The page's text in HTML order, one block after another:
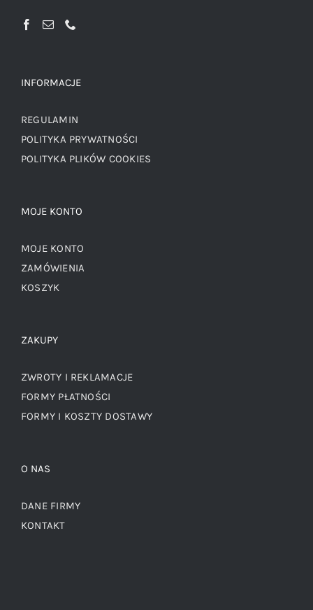
INFORMACJE
REGULAMIN
POLITYKA PRYWATNOŚCI
POLITYKA PLIKÓW COOKIES
MOJE KONTO
MOJE KONTO
ZAMÓWIENIA
KOSZYK
ZAKUPY
ZWROTY I REKLAMACJE
FORMY PŁATNOŚCI
FORMY I KOSZTY DOSTAWY
O NAS
DANE FIRMY
KONTAKT